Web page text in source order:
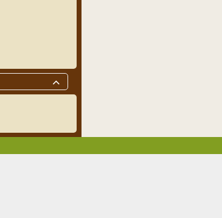
